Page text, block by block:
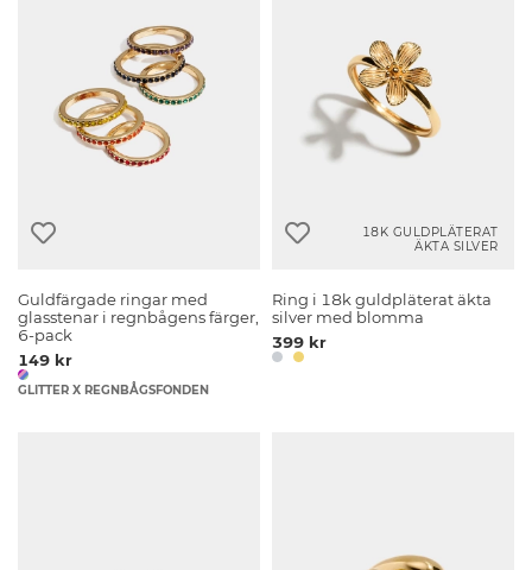
Guldfärgade ringar med
glasstenar i regnbågens färger,
6-pack
149 kr
GLITTER X REGNBÅGSFONDEN
18K GULDPLÄTERAT
ÄKTA SILVER
Ring i 18k guldpläterat äkta
silver med blomma
399 kr